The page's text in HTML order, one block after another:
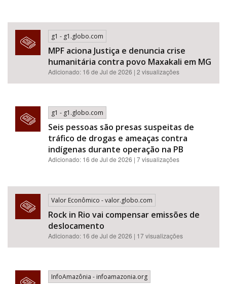
g1 - g1.globo.com
MPF aciona Justiça e denuncia crise
humanitária contra povo Maxakali em MG
Adicionado: 16 de Jul de 2026 | 2 visualizações
g1 - g1.globo.com
Seis pessoas são presas suspeitas de
tráfico de drogas e ameaças contra
indígenas durante operação na PB
Adicionado: 16 de Jul de 2026 | 7 visualizações
Valor Econômico - valor.globo.com
Rock in Rio vai compensar emissões de
deslocamento
Adicionado: 16 de Jul de 2026 | 17 visualizações
InfoAmazônia - infoamazonia.org